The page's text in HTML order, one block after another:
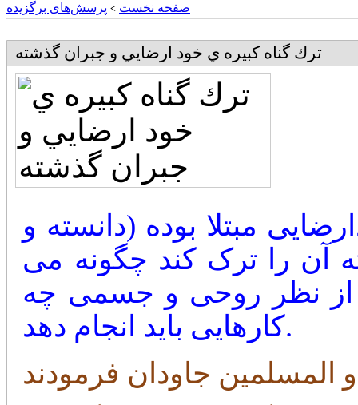
صفحه نخست > پرسش‌های برگزیده
ترك گناه کبیره ي خود ارضايي و جبران گذشته
مبتلا بوده (دانسته و
آن را ترک کند چگونه می
از نظر روحی و جسمی چه
کارهایی باید انجام دهد.